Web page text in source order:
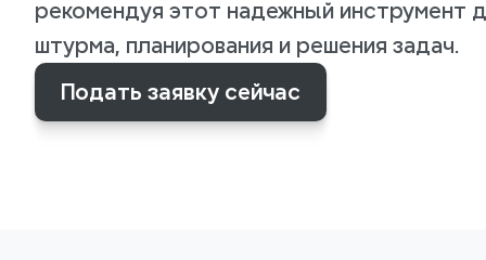
рекомендуя этот надежный инструмент
штурма, планирования и решения задач.
Подать заявку сейчас